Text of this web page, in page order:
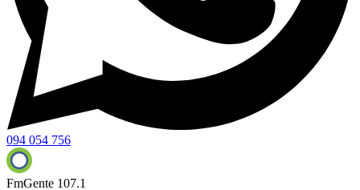
094 054 756
FmGente 107.1